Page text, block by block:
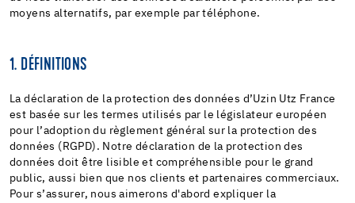
moyens alternatifs, par exemple par téléphone.
1. DÉFINITIONS
La déclaration de la protection des données d’Uzin Utz France
est basée sur les termes utilisés par le législateur européen
pour l’adoption du règlement général sur la protection des
données (RGPD). Notre déclaration de la protection des
données doit être lisible et compréhensible pour le grand
public, aussi bien que nos clients et partenaires commerciaux.
Pour s’assurer, nous aimerons d'abord expliquer la